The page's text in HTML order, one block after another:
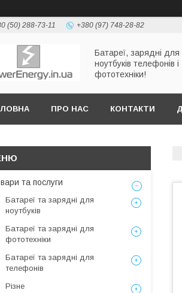
(50) 288-73-11 +380 (97) 748-28-82
Батареї, зарядні для
ноутбуків телефонів і
фототехніки!
ПРО НАС КОНТАКТИ
та послуги
Батареї та зарядні для
ноутбуків
Батареї та зарядні для
фототехніки
Батареї та зарядні для
телефонів
Різне